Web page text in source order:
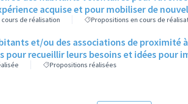
acquise et pour mobiliser de
cours de réalisation Propositions en cours de
et/ou des associations de proximité
pour recueillir leurs besoins et idées pour
Propositions réalisées